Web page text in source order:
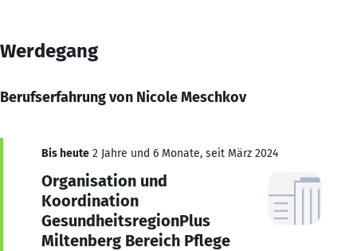
Werdegang
Berufserfahrung von Nicole Meschkov
Bis heute 2 Jahre und 6 Monate, seit März 2024
Organisation und
Koordination
GesundheitsregionPlus
Miltenberg Bereich Pflege